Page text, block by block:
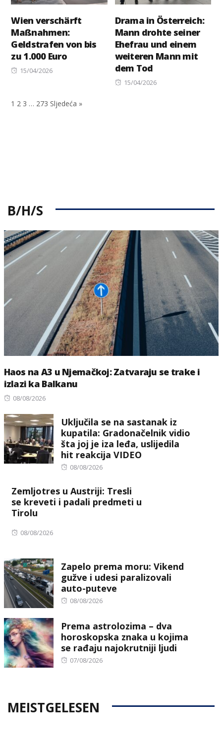
Wien verschärft
Maßnahmen:
Geldstrafen von bis
zu 1.000 Euro
Posted
15/04/2026
Drama in Österreich:
Mann drohte seiner
Ehefrau und einem
weiteren Mann mit
dem Tod
Posted
15/04/2026
1 2 3 … 273 Sljedeća »
B/H/S
Haos na A3 u Njemačkoj: Zatvaraju se trake i
izlazi ka Balkanu
Posted
08/08/2026
Uključila se na sastanak iz
kupatila: Gradonačelnik vidio
šta joj je iza leđa, uslijedila
hit reakcija VIDEO
Posted
08/08/2026
Zemljotres u Austriji: Tresli
se kreveti i padali predmeti u
Tirolu
Posted
08/08/2026
Zapelo prema moru: Vikend
gužve i udesi paralizovali
auto-puteve
Posted
08/08/2026
Prema astrolozima – dva
horoskopska znaka u kojima
se rađaju najokrutniji ljudi
Posted
07/08/2026
MEISTGELESEN